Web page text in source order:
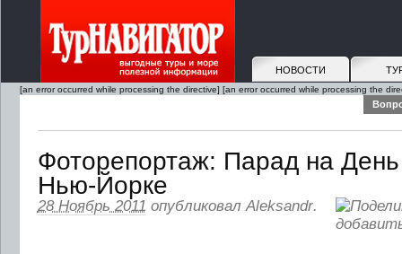
НОВОСТИ
[an error occurred while processing the directive]
Фоторепортаж: Парад на
Нью-Йорке
28 Ноябрь 2011 опубликовалAleksandr.
[an error occurred while processing the